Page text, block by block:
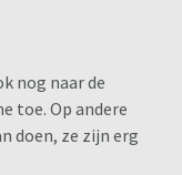
nog naar de
toe. Op andere
doen, ze zijn erg